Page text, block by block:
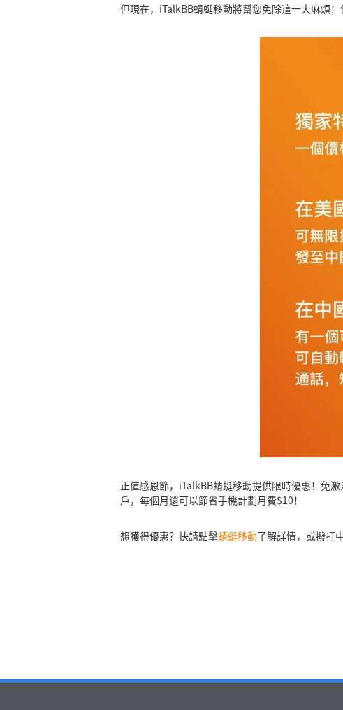
但現在，iTalkBB蜻蜓移動將幫您免除這一大麻煩
正值感恩節，iTalkBB蜻蜓移動提供限時優惠！免
戶，每個月還可以節省手機計劃月費$10！
想獲得優惠？快請點擊蜻蜓移動了解詳情，或撥打